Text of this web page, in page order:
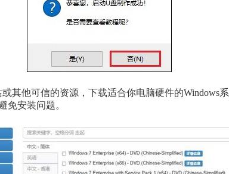
其他可信的资源，下载适合你电脑硬件的Windows
免安装问题。